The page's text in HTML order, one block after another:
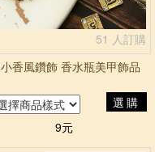
51 人訂購
小香風鑽飾 香水瓶美甲飾品
選購
9元